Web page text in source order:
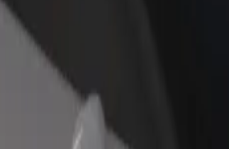
tu ideální pro svou cestu.
Stáhnout aplikaci